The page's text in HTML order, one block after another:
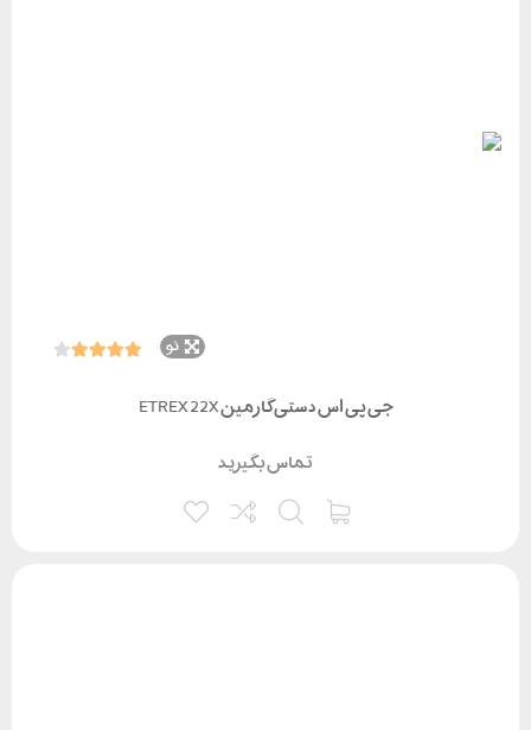
نو
جی پی اس دستی گارمین ETREX 22X
تماس بگیرید